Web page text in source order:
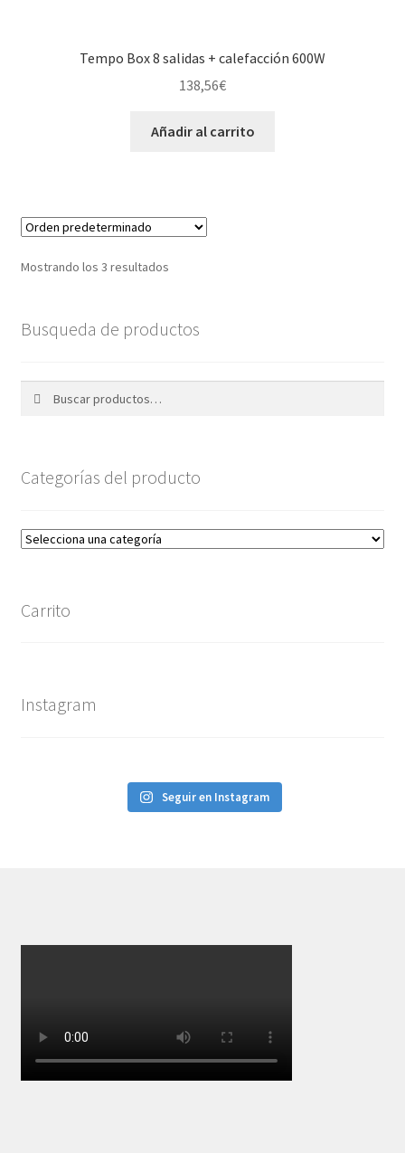
Tempo Box 8 salidas + calefacción 600W
138,56€
Añadir al carrito
Mostrando los 3 resultados
Busqueda de productos
Categorías del producto
Carrito
Instagram
Seguir en Instagram